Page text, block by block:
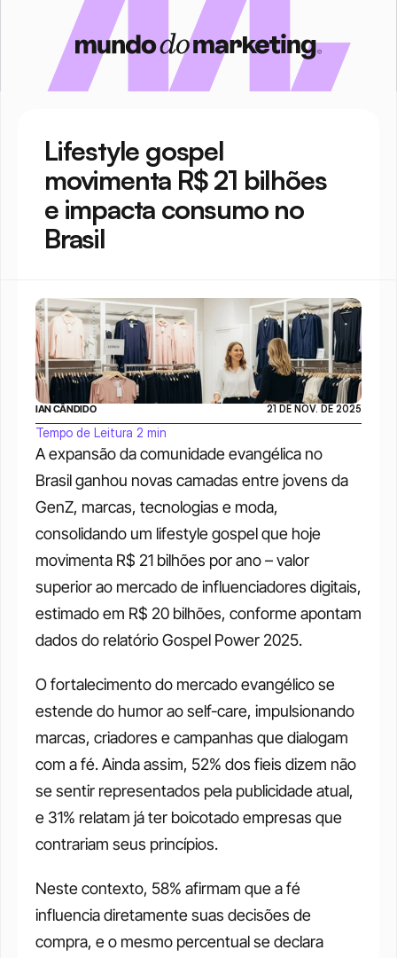
Lifestyle gospel
movimenta R$ 21 bilhões
e impacta consumo no
Brasil
A expansão da comunidade evangélica no
Brasil ganhou novas camadas entre jovens da
GenZ, marcas, tecnologias e moda,
consolidando um lifestyle gospel que hoje
movimenta R$ 21 bilhões por ano – valor
superior ao mercado de influenciadores digitais,
estimado em R$ 20 bilhões, conforme apontam
dados do relatório Gospel Power 2025.
O fortalecimento do mercado evangélico se
estende do humor ao self-care, impulsionando
marcas, criadores e campanhas que dialogam
com a fé. Ainda assim, 52% dos fieis dizem não
se sentir representados pela publicidade atual,
e 31% relatam já ter boicotado empresas que
contrariam seus princípios.
Neste contexto, 58% afirmam que a fé
influencia diretamente suas decisões de
compra, e o mesmo percentual se declara
IAN CÂNDIDO 21 DE NOV. DE 2025
Tempo de Leitura 2 min